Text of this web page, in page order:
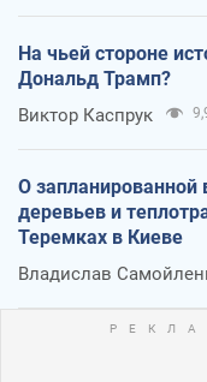
На чьей стороне
Дональд Трамп?
Виктор Каспрук
О запланированной
деревьев и
Теремках в Киеве
Владислав